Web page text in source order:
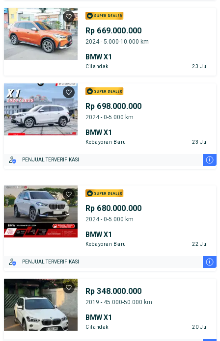
Rp 669.000.000
2024 - 5.000-10.000 km
BMW X1
Cilandak 23 Jul
Rp 698.000.000
2024 - 0-5.000 km
BMW X1
Kebayoran Baru 23 Jul
PENJUAL TERVERIFIKASI i
Rp 680.000.000
2024 - 0-5.000 km
BMW X1
Kebayoran Baru 22 Jul
PENJUAL TERVERIFIKASI i
Rp 348.000.000
2019 - 45.000-50.000 km
BMW X1
Cilandak 20 Jul